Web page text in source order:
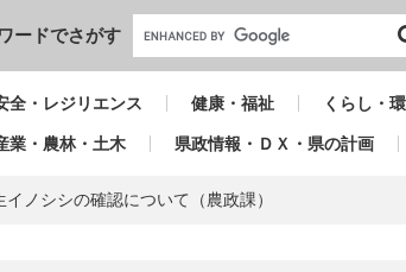
本文へ
ードでさがす
全・レジリエンス 健康・福祉 くらし・
業・農林・土木 県政情報・ＤＸ・県の計画
ノシシの確認について（農政課）